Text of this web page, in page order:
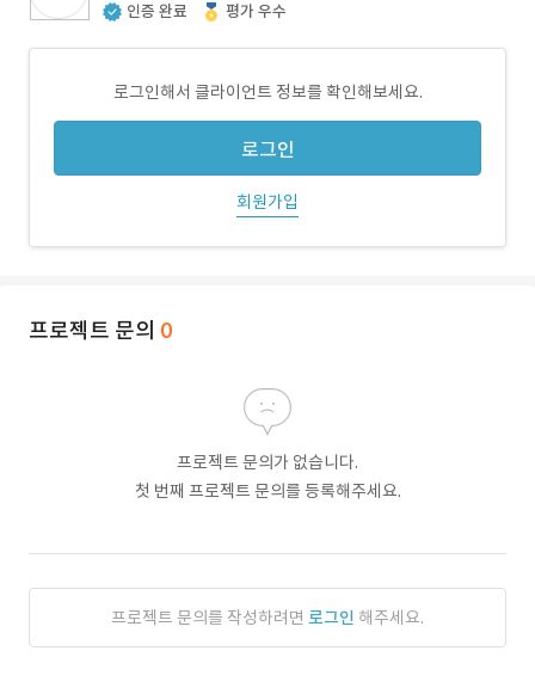
인증 완료 평가 우수
로그인해서 클라이언트 정보를 확인해보세요.
로그인
회원가입
프로젝트 문의 0
프로젝트 문의가 없습니다.
첫 번째 프로젝트 문의를 등록해주세요.
프로젝트 문의를 작성하려면 로그인 해주세요.